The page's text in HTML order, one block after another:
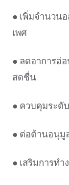
● เพิ่มจำนวน
เพศ
● ลดอาการอ่
สดชื่น
● ควบคุมระดั
● ต่อต้านอนุมู
● เสริมการท